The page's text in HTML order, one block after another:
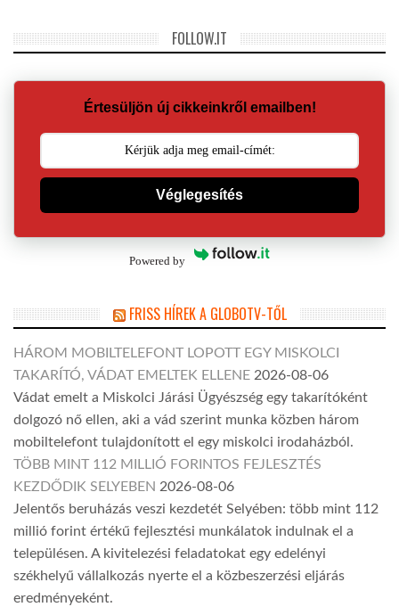
FOLLOW.IT
Értesüljön új cikkeinkről emailben!
Véglegesítés
Powered by
FRISS HÍREK A GLOBOTV-TŐL
HÁROM MOBILTELEFONT LOPOTT EGY MISKOLCI
TAKARÍTÓ, VÁDAT EMELTEK ELLENE 2026-08-06
Vádat emelt a Miskolci Járási Ügyészség egy takarítóként
dolgozó nő ellen, aki a vád szerint munka közben három
mobiltelefont tulajdonított el egy miskolci irodaházból.
TÖBB MINT 112 MILLIÓ FORINTOS FEJLESZTÉS
KEZDŐDIK SELYEBEN 2026-08-06
Jelentős beruházás veszi kezdetét Selyében: több mint 112
millió forint értékű fejlesztési munkálatok indulnak el a
településen. A kivitelezési feladatokat egy edelényi
székhelyű vállalkozás nyerte el a közbeszerzési eljárás
eredményeként.